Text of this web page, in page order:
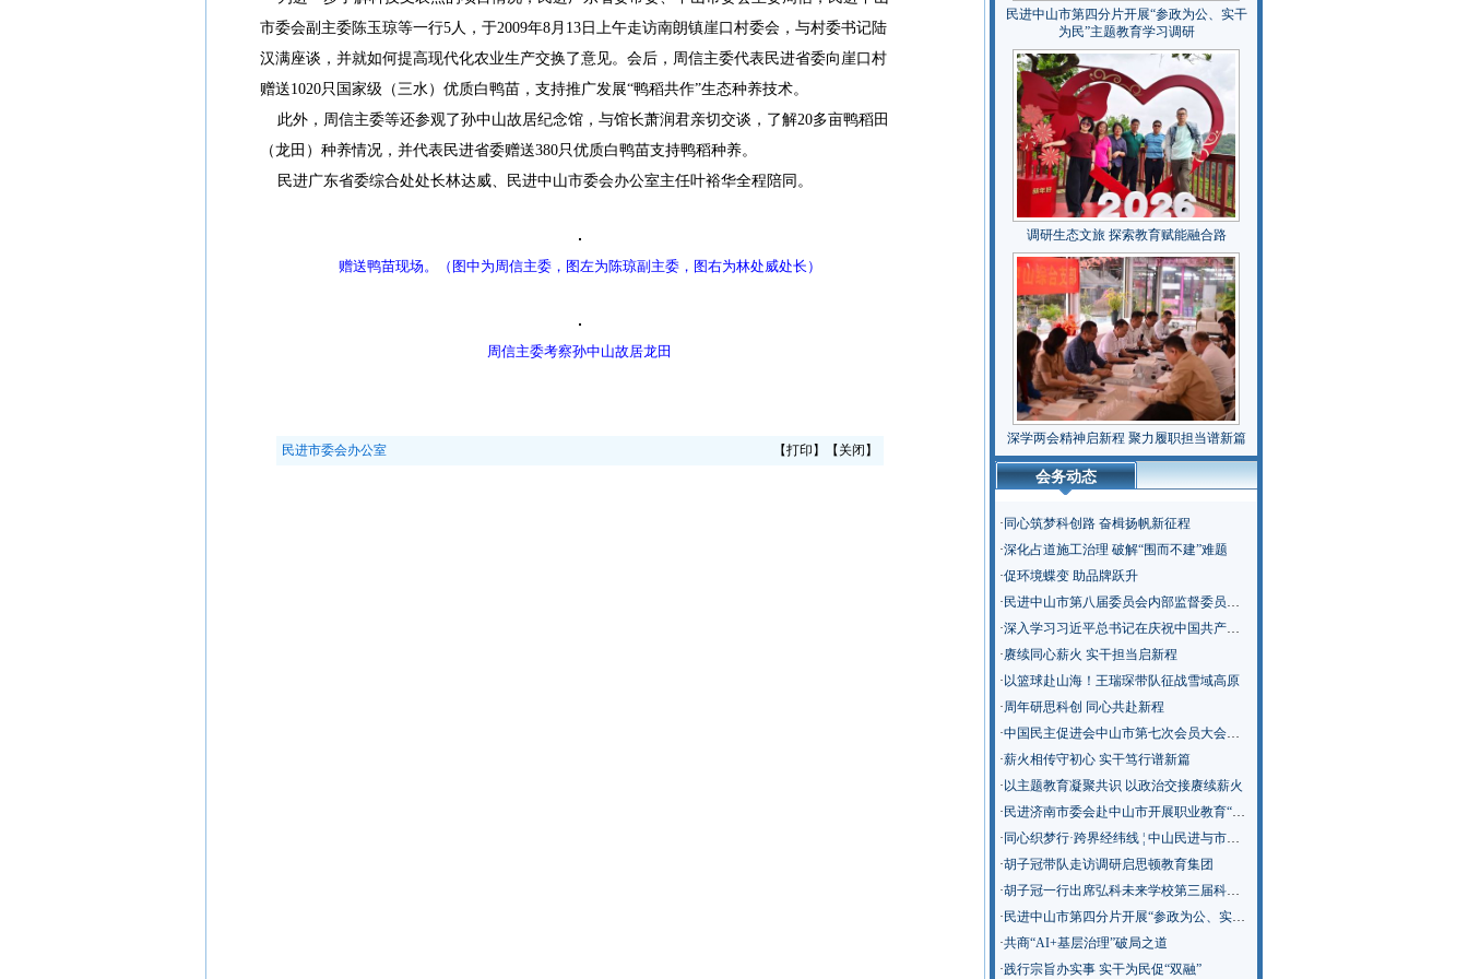
市委会副主委陈玉琼等一行5人，于2009年8月13日上午走访南朗镇崖口村委会，与村委书记陆
汉满座谈，并就如何提高现代化农业生产交换了意见。会后，周信主委代表民进省委向崖口村
赠送1020只国家级（三水）优质白鸭苗，支持推广发展“鸭稻共作”生态种养技术。
此外，周信主委等还参观了孙中山故居纪念馆，与馆长萧润君亲切交谈，了解20多亩鸭稻田
（龙田）种养情况，并代表民进省委赠送380只优质白鸭苗支持鸭稻种养。
民进广东省委综合处处长林达威、民进中山市委会办公室主任叶裕华全程陪同。
赠送鸭苗现场。（图中为周信主委，图左为陈琼副主委，图右为林处威处长）
周信主委考察孙中山故居龙田
民进市委会办公室 【打印 】【 关闭 】
民进中山市第四分片开展“参政为公、实干
为民”主题教育学习调研
调研生态文旅 探索教育赋能融合路
深学两会精神启新程 聚力履职担当谱新篇
会务动态
· 同心筑梦科创路 奋楫扬帆新征程
·深化占道施工治理 破解“围而不建”难题
·促环境蝶变 助品牌跃升
· 民进中山市第八届委员会内部监督委员会召开第一次会议
·深入学习习近平总书记在庆祝中国共产党成立105周年大会上的重要讲话精神
·赓续同心薪火 实干担当启新程
· 以篮球赴山海！王瑞琛带队征战雪域高原
·周年研思科创 同心共赴新程
·中国民主促进会中山市第七次会员大会召开
·薪火相传守初心 实干笃行谱新篇
· 以主题教育凝聚共识 以政治交接赓续薪火
· 民进济南市委会赴中山市开展职业教育“新双高”建设专题调研
· 同心织梦行·跨界经纬线 ¦ 中山民进与市教师发展中心“青春聊聊吧”活动走进南侨英才学校
·胡子冠带队走访调研启思顿教育集团
·胡子冠一行出席弘科未来学校第三届科技节
· 民进中山市第四分片开展“参政为公、实干为民”主题教育学习调研
·共商“AI+基层治理”破局之道
·践行宗旨办实事 实干为民促“双融”